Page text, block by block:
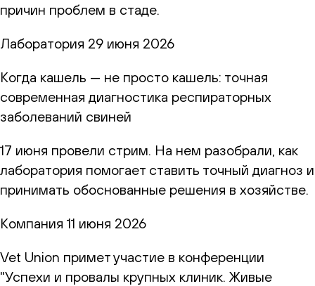
причин проблем в стаде.
Лаборатория 29 июня 2026
Когда кашель — не просто кашель: точная
современная диагностика респираторных
заболеваний свиней
17 июня провели стрим. На нем разобрали, как
лаборатория помогает ставить точный диагноз и
принимать обоснованные решения в хозяйстве.
Компания 11 июня 2026
Vet Union примет участие в конференции
"Успехи и провалы крупных клиник. Живые